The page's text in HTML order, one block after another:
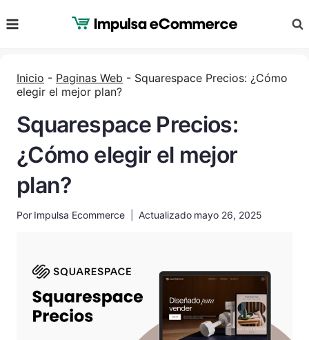
al
Inicio - Paginas Web - Squarespace Precios: ¿Cómo
elegir el mejor plan?
Squarespace Precios:
¿Cómo elegir el mejor
plan?
Por Impulsa Ecommerce Actualizado mayo 26, 2025